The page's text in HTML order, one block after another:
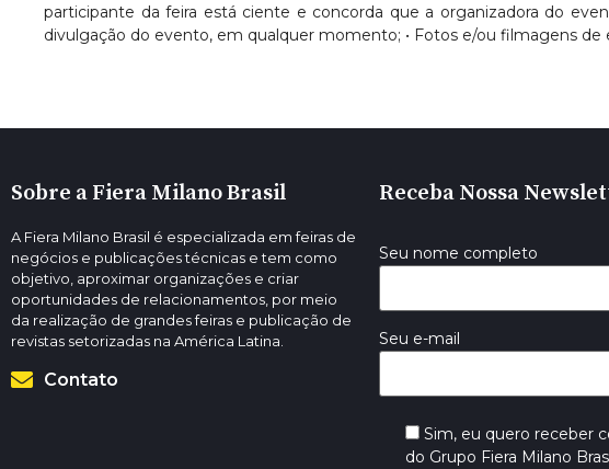
participante da feira está ciente e concorda que a organizadora do
divulgação do evento, em qualquer momento; • Fotos e/ou filmagens
Sobre a Fiera Milano Brasil
A Fiera Milano Brasil é especializada em feiras de
negócios e publicações técnicas e tem como
objetivo, aproximar organizações e criar
oportunidades de relacionamentos, por meio
da realização de grandes feiras e publicação de
revistas setorizadas na América Latina.
Contato
Receba Nossa
Seu nome completo
Seu e-mail
Sim, eu quero receber
do Grupo Fiera Milano